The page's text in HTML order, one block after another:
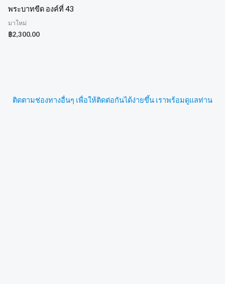
พระบาทขีด องค์ที่ 43
มาใหม่
฿2,300.00
ติดตามช่องทางอื่นๆ เพื่อให้ติดต่อกันได้ง่ายขึ้น เราพร้อมดูแลท่าน